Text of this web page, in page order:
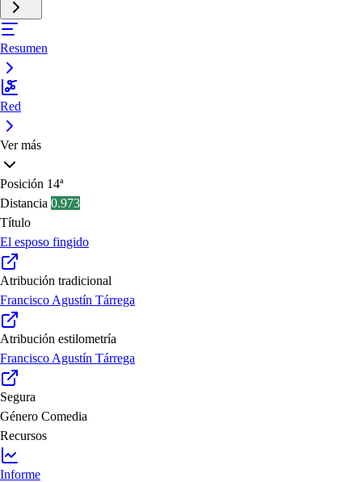
Resumen
Red
Ver más
Posición 14ª
Distancia 0.973
Título
El esposo fingido
Atribución tradicional
Francisco Agustín Tárrega
Atribución estilometría
Francisco Agustín Tárrega
Segura
Género Comedia
Recursos
Informe